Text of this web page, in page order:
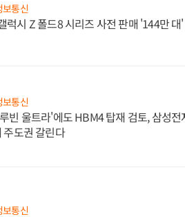
보통신
럭시 Z 폴드8 시리즈 사전 판매 '144만 대
보통신
빈 울트라'에도 HBM4 탑재 검토, 삼성전
주도권 갈린다
보통신